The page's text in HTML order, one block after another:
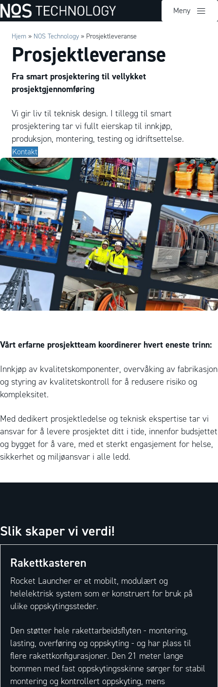
Meny
Hjem » NOS Technology » Prosjektleveranse
Prosjektleveranse
Fra smart prosjektering til vellykket
prosjektgjennomføring
Vi gir liv til teknisk design. I tillegg til smart
prosjektering tar vi fullt eierskap til innkjøp,
produksjon, montering, testing og idriftsettelse.
Kontakt
Vårt erfarne prosjektteam koordinerer hvert eneste trinn:
Innkjøp av kvalitetskomponenter, overvåking av fabrikasjon
og styring av kvalitetskontroll for å redusere risiko og
kompleksitet.
Med dedikert prosjektledelse og teknisk ekspertise tar vi
ansvar for å levere prosjektet ditt i tide, innenfor budsjettet
og bygget for å vare, med et sterkt engasjement for helse,
sikkerhet og miljøansvar i alle ledd.
Slik skaper vi verdi!
Rakettkasteren
Rocket Launcher er et mobilt, modulært og
helelektrisk system som er konstruert for bruk på
ulike oppskytingssteder.
Den støtter hele rakettarbeidsflyten - montering,
lasting, overføring og oppskyting - og har plass til
flere rakettkonfigurasjoner. Den 21 meter lange
bommen med fast oppskytingsskinne sørger for stabil
montering og kontrollert oppskyting, mens